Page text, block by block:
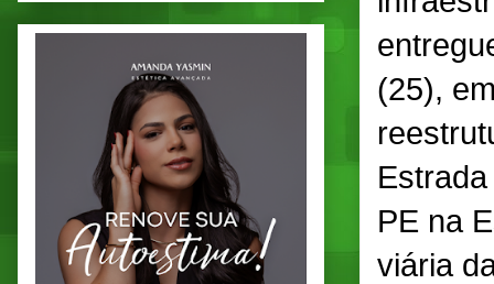
(25),
PE na
viária